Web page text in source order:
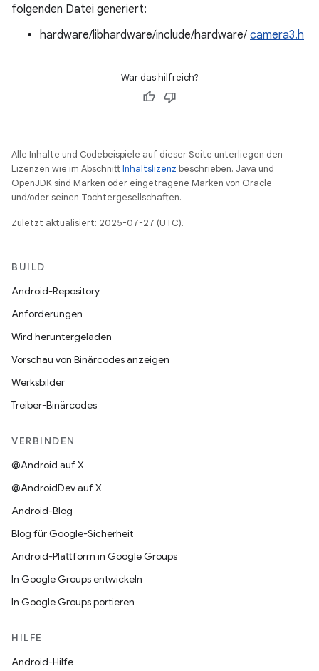
folgenden Datei generiert:
hardware/libhardware/include/hardware/ camera3.h
War das hilfreich?
Alle Inhalte und Codebeispiele auf dieser Seite unterliegen den
Lizenzen wie im AbschnittInhaltslizenz beschrieben. Java und
OpenJDK sind Marken oder eingetragene Marken von Oracle
und/oder seinen Tochtergesellschaften.
Zuletzt aktualisiert: 2025-07-27 (UTC).
BUILD
Android-Repository
Anforderungen
Wird heruntergeladen
Vorschau von Binärcodes anzeigen
Werksbilder
Treiber-Binärcodes
VERBINDEN
@Android auf X
@AndroidDev auf X
Android-Blog
Blog für Google-Sicherheit
Android-Plattform in Google Groups
In Google Groups entwickeln
In Google Groups portieren
HILFE
Android-Hilfe